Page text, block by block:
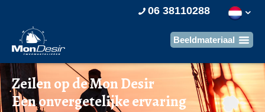
06 38110288
Zeilen op de Mon Desir
Een onvergetelijke ervaring